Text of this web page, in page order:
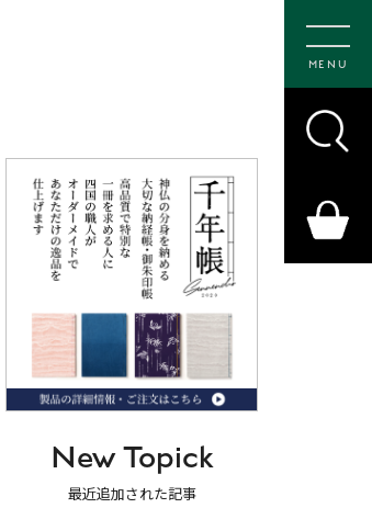
MENU
New Topick
最近追加された記事